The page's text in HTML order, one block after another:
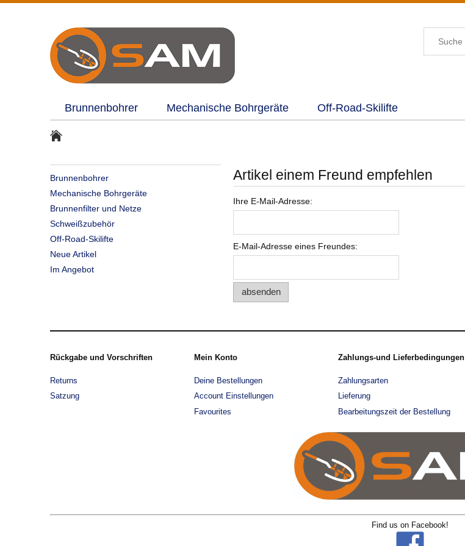
Brunnenbohrer Mechanische Bohrgeräte Off-Road-Skilifte
Brunnenbohrer
Mechanische Bohrgeräte
Brunnenfilter und Netze
Schweißzubehör
Off-Road-Skilifte
Neue Artikel
Im Angebot
Artikel einem Freund empfehlen
Ihre E-Mail-Adresse:
E-Mail-Adresse eines Freundes:
absenden
Rückgabe und Vorschriften
Returns
Satzung
Mein Konto
Deine Bestellungen
Account Einstellungen
Favourites
Zahlungs-und Lieferbedingungen
Zahlungsarten
Lieferung
Bearbeitungszeit der Bestellung
Find us on Facebook!